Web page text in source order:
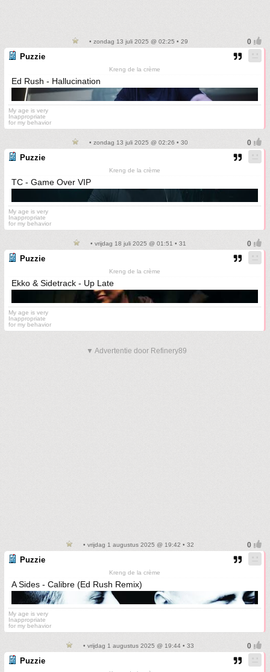
• zondag 13 juli 2025 @ 02:25 • 29
Puzzie
Kreng de la crème
Ed Rush - Hallucination
My age is very
Inappropriate
for my behavior
• zondag 13 juli 2025 @ 02:26 • 30
Puzzie
Kreng de la crème
TC - Game Over VIP
My age is very
Inappropriate
for my behavior
• vrijdag 18 juli 2025 @ 01:51 • 31
Puzzie
Kreng de la crème
Ekko & Sidetrack - Up Late
My age is very
Inappropriate
for my behavior
▼ Advertentie door Refinery89
• vrijdag 1 augustus 2025 @ 19:42 • 32
Puzzie
Kreng de la crème
A Sides - Calibre (Ed Rush Remix)
My age is very
Inappropriate
for my behavior
• vrijdag 1 augustus 2025 @ 19:44 • 33
Puzzie